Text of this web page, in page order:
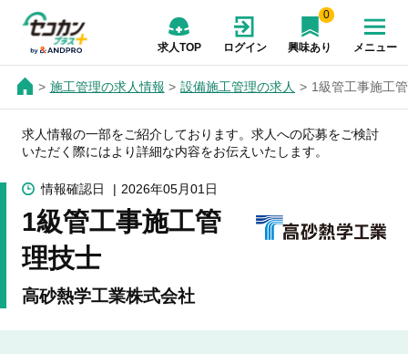
求人TOP ログイン
0
興味あり メニュー
施工管理の求人情報 設備施工管理の求人 1級管工事施工
求人情報の一部をご紹介しております。求人への応募をご検討
いただく際にはより詳細な内容をお伝えいたします。
情報確認日 2026年05月01日
1級管工事施工管
理技士
高砂熱学工業株式会社